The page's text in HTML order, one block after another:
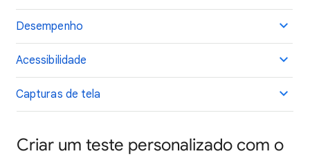
Desempenho
Acessibilidade
Capturas de tela
Criar um teste personalizado com o